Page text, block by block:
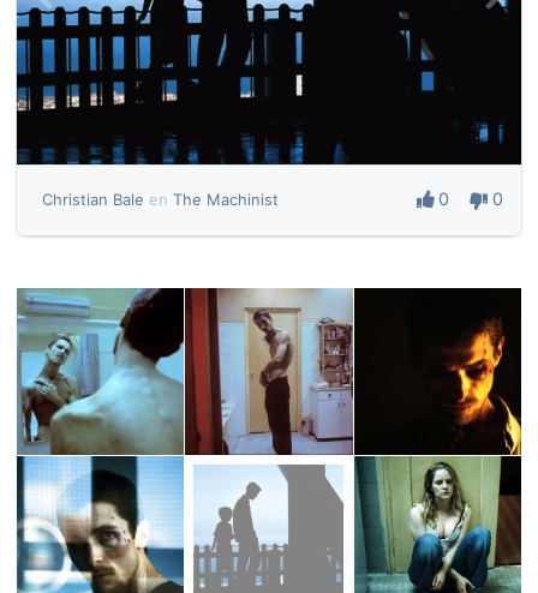
Christian Bale en The Machinist 0 0